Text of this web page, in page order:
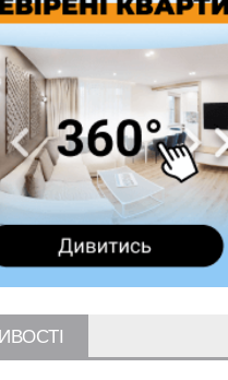
терапію якомога раніше
який у Косові викрав за
640 тисяч гривень у валюті,
передасть в Міноборони
дані про чоловіків 18–60
яку на Сухомлинського побив
відмовилася від
закрили
Коломиї, Долині та
зафіксували рекордну спеку
справу проти